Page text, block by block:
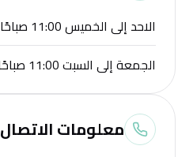
الاحد إلى الخميس 11:00 صباحًا إلى 1:00 مساءً
الجمعة إلى السبت 11:00 صباحًا إلى 1:00 مساءً
معلومات الاتصال